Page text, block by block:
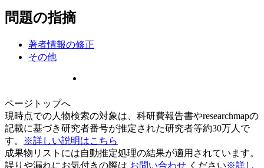
問題の指摘
著者情報の修正
その他
ページトップへ
現時点での人物検索の対象は、科研費報告書やresearchmapの
記載に基づき研究者番号が推定された研究者等約30万人で
す。
※詳しい説明はこちら
成果物リストには自動推定処理の結果が適用されています。
誤りや漏れにお気付きの際は お問い合わせ ください※詳し